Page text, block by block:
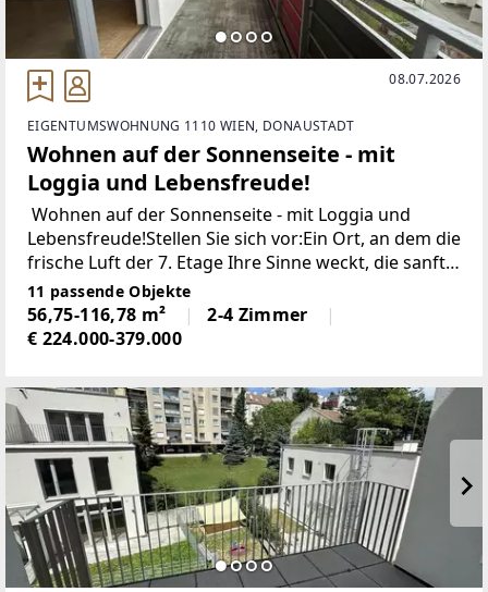
08.07.2026
EIGENTUMSWOHNUNG 1110 WIEN, DONAUSTADT
Wohnen auf der Sonnenseite - mit
Loggia und Lebensfreude!
Wohnen auf der Sonnenseite - mit Loggia und
Lebensfreude!Stellen Sie sich vor:Ein Ort, an dem die
frische Luft der 7. Etage Ihre Sinne weckt, die sanfte
Sonne die Loggia küsst und der Raum Ihre Seele
umarmt.
11 passende Objekte
56,75-116,78 m²
2-4 Zimmer
€ 224.000-379.000